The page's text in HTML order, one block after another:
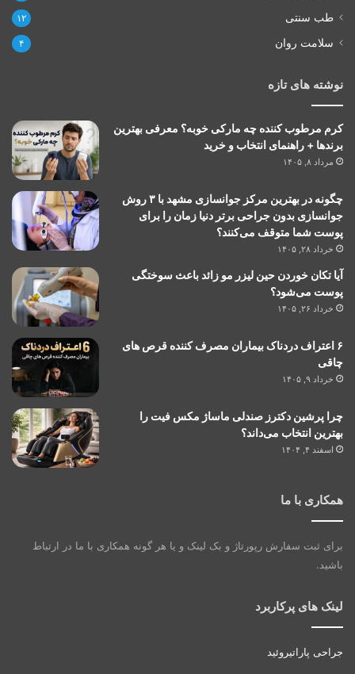
طب سنتی ۱۲
سلامت روان ۴
نوشته های تازه
کرم مرطوب کننده چه مارکی خوبه؟ معرفی بهترین
برندها + راهنمای انتخاب و خرید
مرداد ۸, ۱۴۰۵
چگونه در بهترین مرکز جوانسازی مشهد با ۳ روش
جوانسازی بدون جراحی برتر دنیا زمان را برای
پوست شما متوقف می‌کنند؟
خرداد ۲۸, ۱۴۰۵
آیا تکان خوردن حین لیزر مو زائد باعث سوختگی
پوست می‌شود؟
خرداد ۲۶, ۱۴۰۵
۶ اعتراف دردناک بیماران مصرف کننده قرص های
چاقی
خرداد ۹, ۱۴۰۵
چرا پرشین دکترز صندلی ماساژ مکس فیت را
بهترین انتخاب می‌داند؟
اسفند ۴, ۱۴۰۴
همکاری با ما
برای ثبت سفارش رپورتاژ و بک لینک و یا هر گونه همکاری با ما در ارتباط
باشید.
لینک های پرکاربرد
جراحی پاراتیروئید